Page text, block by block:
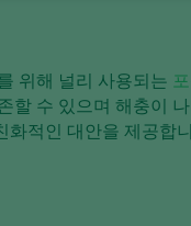
위해 널리 사용되는
할 수 있으며 해충이
화적인 대안을 제공합